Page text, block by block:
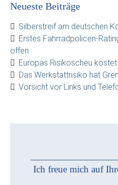
Neueste Beiträge
Silberstreif am deutschen
Erstes Fahrradpolicen-
offen
Europas Risikoscheu
Das Werkstattrisiko hat
Vorsicht vor Links und
Ich freue mich auf